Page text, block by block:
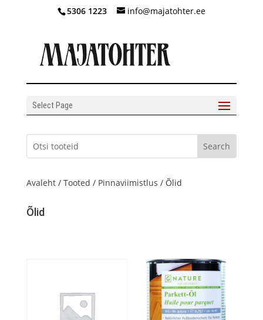
5306 1223 info@majatohter.ee
Select Page
Avaleht/ Tooted / Pinnaviimistlus / Õlid
Õlid